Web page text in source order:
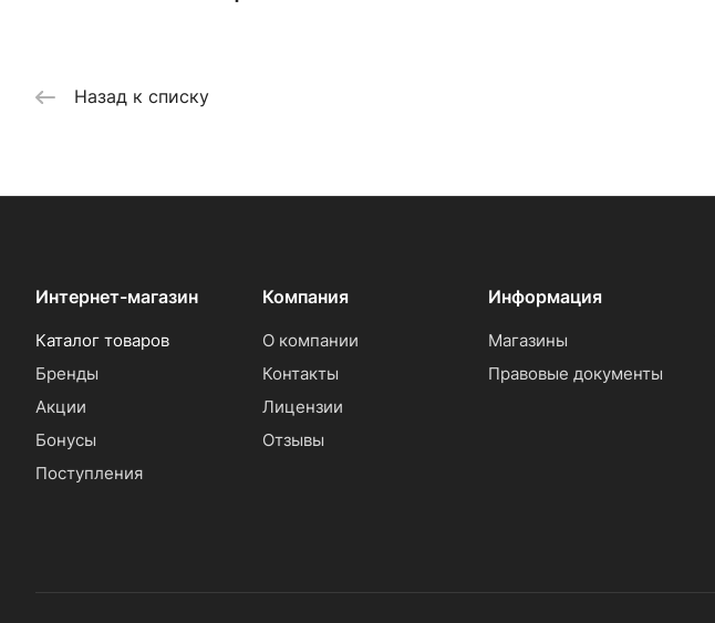
Назад к списку
Интернет-магазин
Каталог товаров
Бренды
Акции
Бонусы
Поступления
Компания
О компании
Контакты
Лицензии
Отзывы
Информация
Магазины
Правовые документы